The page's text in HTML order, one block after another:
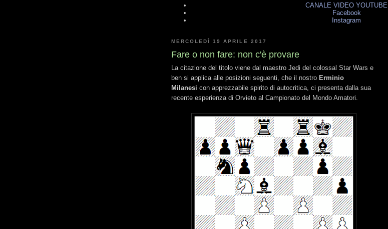
CANALE VIDEO YOUTUBE
Facebook
Instagram
MERCOLEDÌ 19 APRILE 2017
Fare o non fare: non c'è provare
La citazione del titolo viene dal maestro Jedi del colossal Star Wars e
ben si applica alle posizioni seguenti, che il nostro Erminio
Milanesi con apprezzabile spirito di autocritica, ci presenta dalla sua
recente esperienza di Orvieto al Campionato del Mondo Amatori.